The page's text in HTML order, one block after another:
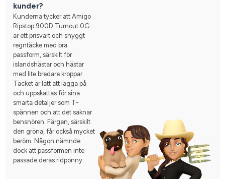
kunder?
Kunderna tycker att Amigo
Ripstop 900D Turnout 0G
är ett prisvärt och snyggt
regntäcke med bra
passform, särskilt för
islandshästar och hästar
med lite bredare kroppar.
Täcket är lätt att lägga på
och uppskattas för sina
smarta detaljer som T-
spännen och att det saknar
bensnören. Färgen, särskilt
den gröna, får också mycket
beröm. Någon nämnde
dock att passformen inte
passade deras ridponny.